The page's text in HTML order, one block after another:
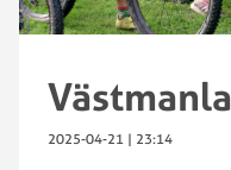
2025-04-21 | 23:14